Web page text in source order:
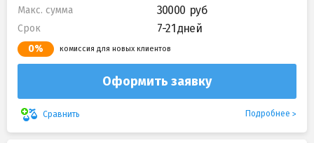
Макс. сумма 30000
Срок 7-21 дней
0% комиссия для новых клиентов
Оформить заявку
Сравнить Подробнее